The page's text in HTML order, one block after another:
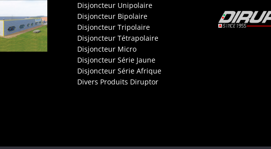
Disjoncteur Unipolaire
Disjoncteur Bipolaire
Disjoncteur Tripolaire
Disjoncteur Tétrapolaire
Disjoncteur Micro
Disjoncteur Série Jaune
Disjoncteur Série Afrique
Divers Produits Diruptor